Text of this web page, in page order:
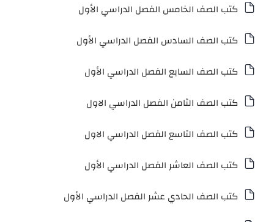
كتب الصف الخامس الفصل الدراسي الأول
كتب الصف السادس الفصل الدراسي الأول
كتب الصف السابع الفصل الدراسي الأول
كتب الصف الثامن الفصل الدراسي الاول
كتب الصف التاسع الفصل الدراسي الاول
كتب الصف العاشر الفصل الدراسي الأول
كتب الصف الحادي عشر الفصل الدراسي الأول